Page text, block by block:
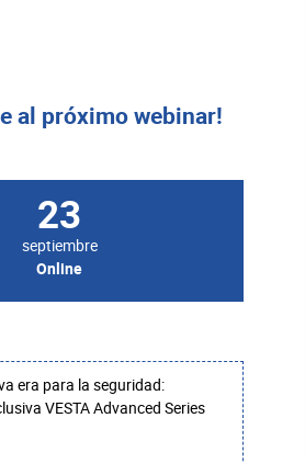
al próximo webinar!
23
septiembre
Online
era para la seguridad:
VESTA Advanced Series